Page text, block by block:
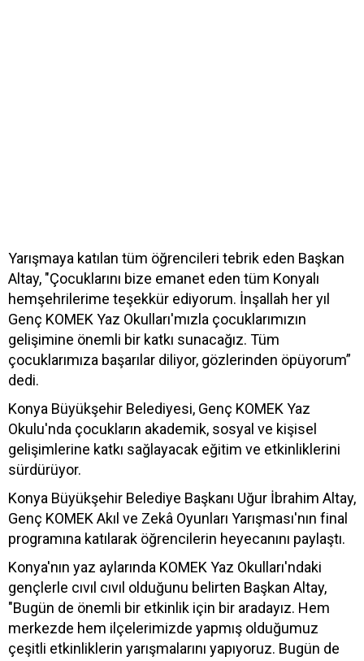
Yarışmaya katılan tüm öğrencileri tebrik eden Başkan
Altay, "Çocuklarını bize emanet eden tüm Konyalı
hemşehrilerime teşekkür ediyorum. İnşallah her yıl
Genç KOMEK Yaz Okulları'mızla çocuklarımızın
gelişimine önemli bir katkı sunacağız. Tüm
çocuklarımıza başarılar diliyor, gözlerinden öpüyorum”
dedi.
Konya Büyükşehir Belediyesi, Genç KOMEK Yaz
Okulu'nda çocukların akademik, sosyal ve kişisel
gelişimlerine katkı sağlayacak eğitim ve etkinliklerini
sürdürüyor.
Konya Büyükşehir Belediye Başkanı Uğur İbrahim Altay,
Genç KOMEK Akıl ve Zekâ Oyunları Yarışması'nın final
programına katılarak öğrencilerin heyecanını paylaştı.
Konya'nın yaz aylarında KOMEK Yaz Okulları'ndaki
gençlerle cıvıl cıvıl olduğunu belirten Başkan Altay,
"Bugün de önemli bir etkinlik için bir aradayız. Hem
merkezde hem ilçelerimizde yapmış olduğumuz
çeşitli etkinliklerin yarışmalarını yapıyoruz. Bugün de